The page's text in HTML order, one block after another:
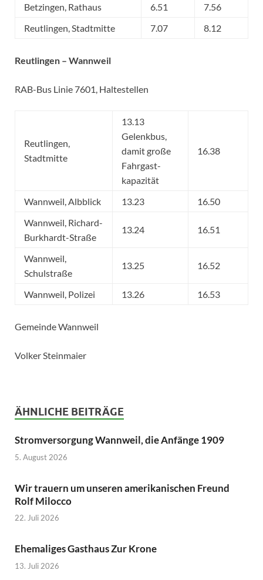
Betzingen, Rathaus 6.51
7.56
Reutlingen, Stadtmitte
7.07 8.12
Reutlingen – Wannweil
RAB-Bus Linie 7601, Haltestellen
Reutlingen,
Stadtmitte
13.13
Gelenkbus,
damit große
Fahrgast­
kapazität
16.38
Wannweil, Albblick 13.23
16.50
Wannweil, Richard-
Burkhardt-Straße
13.24 16.51
Wannweil,
Schulstraße
13.25 16.52
Wannweil, Polizei 13.26 16.53
Gemeinde Wannweil
Volker Steinmaier
ÄHNLICHE BEITRÄGE
Stromversorgung Wannweil, die Anfänge 1909
5. August 2026
Wir trauern um unseren amerikanischen Freund
Rolf Milocco
22. Juli 2026
Ehemaliges Gasthaus Zur Krone
13. Juli 2026